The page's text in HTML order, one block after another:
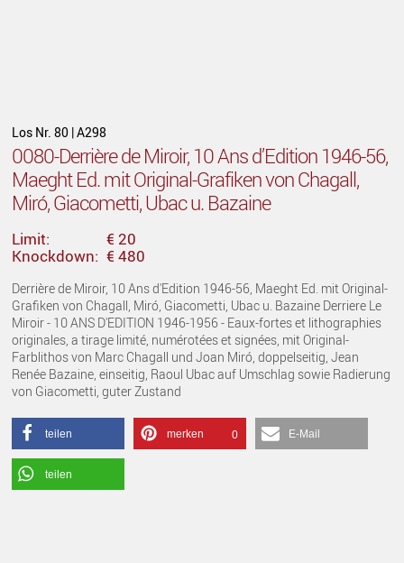
Los Nr. 80 | A298
0080-Derrière de Miroir, 10 Ans d’Edition 1946-56,
Maeght Ed. mit Original-Grafiken von Chagall,
Miró, Giacometti, Ubac u. Bazaine
Limit:
€ 20
Knockdown: € 480
Derrière de Miroir, 10 Ans d'Edition 1946-56, Maeght Ed. mit Original-
Grafiken von Chagall, Miró, Giacometti, Ubac u. Bazaine Derriere Le
Miroir - 10 ANS D'EDITION 1946-1956 - Eaux-fortes et lithographies
originales, a tirage limité, numérotées et signées, mit Original-
Farblithos von Marc Chagall und Joan Miró, doppelseitig, Jean
Renée Bazaine, einseitig, Raoul Ubac auf Umschlag sowie Radierung
von Giacometti, guter Zustand
teilen merken 0 E-Mail
teilen